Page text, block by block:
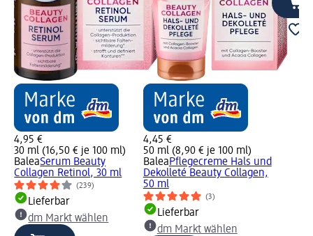
4,95 €
30 ml (16,50 € je 100 ml)
BaleaSerum Beauty
Collagen Retinol, 30 ml
(239)
Lieferbar
dm Markt wählen
4,45 €
50 ml (8,90 € je 100 ml)
BaleaPflegecreme Hals und
Dekolleté Beauty Collagen,
50 ml
(3)
Lieferbar
dm Markt wählen